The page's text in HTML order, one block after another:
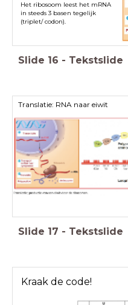
Het ribosoom leest het mRNA
in steeds 3 basen tegelijk
(triplet/ codon).
Slide 16 - Tekstslide
Translatie: RNA naar eiwit
Slide 17 - Tekstslide
Kraak de code!